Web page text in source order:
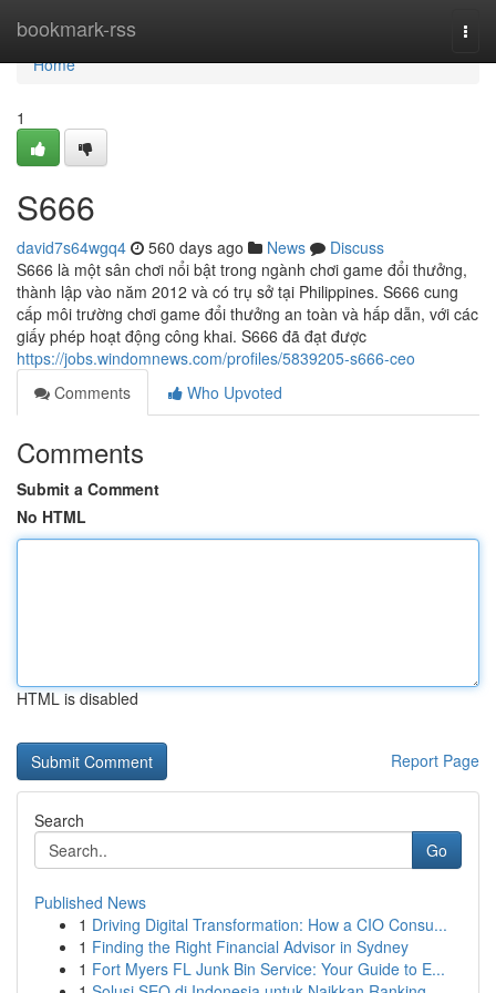
bookmark-rss
Home
Home
1
S666
david7s64wgq4 560 days ago News
Discuss
S666 là một sân chơi nổi bật trong ngành chơi game đổi thưởng,
thành lập vào năm 2012 và có trụ sở tại Philippines. S666 cung
cấp môi trường chơi game đổi thưởng an toàn và hấp dẫn, với các
giấy phép hoạt động công khai. S666 đã đạt được
https://jobs.windomnews.com/profiles/5839205-s666-ceo
Comments
Who Upvoted
Comments
Submit a Comment
No HTML
HTML is disabled
Report Page
Search
Go
Published News
1 Driving Digital Transformation: How a CIO Consu...
1 Finding the Right Financial Advisor in Sydney
1 Fort Myers FL Junk Bin Service: Your Guide to E...